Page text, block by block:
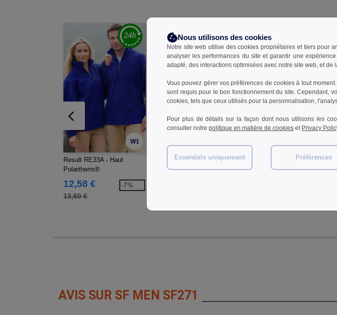
W1
Result RE33A - Haut
Polartherm®
12,58 €
13,60 €
-7%
Gildan GN880 - Polo
Manches Courtes
Fruit of the Loom SC220 -
Tee Shirt Col Rond Homme
AVIS SUR SF MEN SF271
Nous utilisons des cookies
Notre site web utilise des cookies propriétaires et tiers pour
analyser les performances du site et garantir une
adapté, des interactions optimisées avec notre site web, et de
Vous pouvez gérer vos préférences de cookies à tout
sont requis pour le bon fonctionnement du site. Cependant,
cookies, tels que ceux utilisés pour la personnalisation,
Pour plus de détails sur la façon dont nous utilisons les
consulter notre politique en matière de cookies et Privacy
Essentiels uniquement Préférences